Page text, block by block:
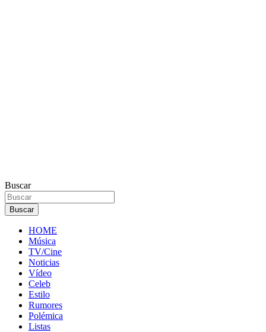
Buscar
Buscar
HOME
Música
TV/Cine
Noticias
Vídeo
Celeb
Estilo
Rumores
Polémica
Listas